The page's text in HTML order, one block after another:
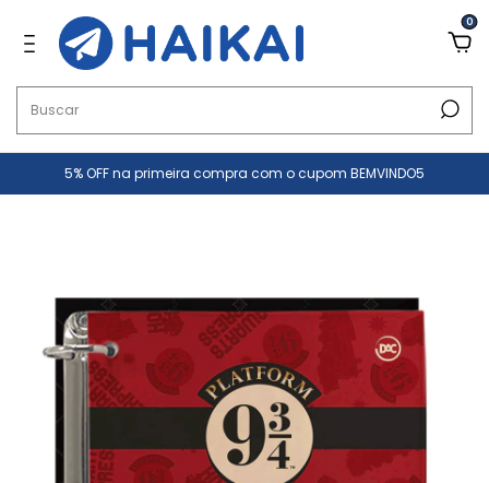
0
5% OFF na primeira compra com o cupom BEMVINDO5